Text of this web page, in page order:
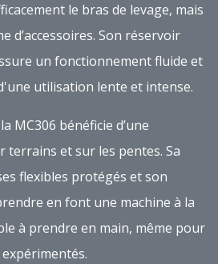
le bras de levage, mais
d’accessoires. Son réservoir
un fonctionnement fluide et
utilisation lente et intense.
MC306 bénéficie d’une
terrains et sur les pentes. Sa
flexibles protégés et son
en font une machine à la
à prendre en main, même pour